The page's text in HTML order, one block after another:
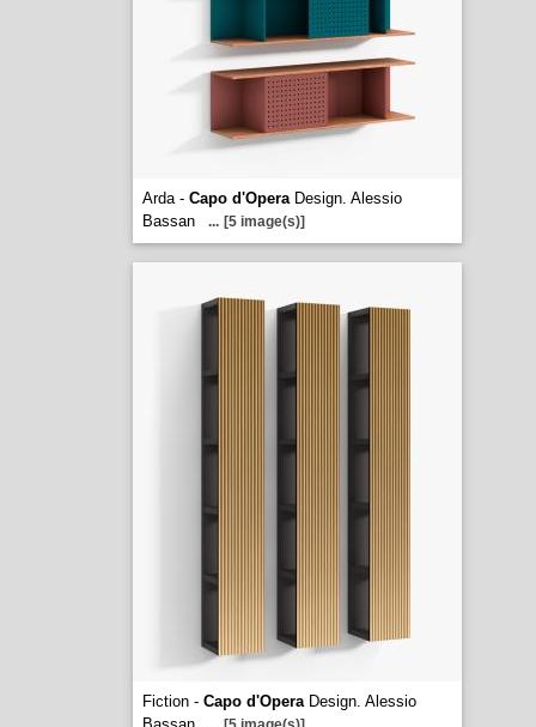
Arda - Capo d'OperaDesign. Alessio
Bassan
... [5 image(s)]
Fiction - Capo d'OperaDesign. Alessio